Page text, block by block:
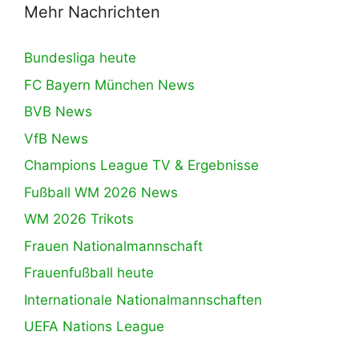
Mehr Nachrichten
Bundesliga heute
FC Bayern München News
BVB News
VfB News
Champions League TV & Ergebnisse
Fußball WM 2026 News
WM 2026 Trikots
Frauen Nationalmannschaft
Frauenfußball heute
Internationale Nationalmannschaften
UEFA Nations League